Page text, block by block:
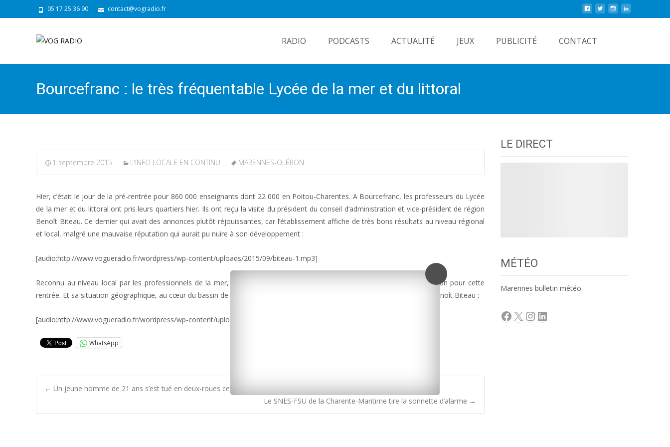
05 17 25 36 90 contact@vogradio.fr
RADIO PODCASTS ACTUALITÉ JEUX PUBLICITÉ CONTACT
Bourcefranc : le très fréquentable Lycée de la mer et du littoral
1 septembre 2015 L'INFO LOCALE EN CONTINU MARENNES-OLÉRON
Hier, c’était le jour de la pré-rentrée pour 860 000 enseignants dont 22 000 en Poitou-Charentes. A Bourcefranc, les professeurs du Lycée
de la mer et du littoral ont pris leurs quartiers hier. Ils ont reçu la visite du président du conseil d’administration et vice-président de région
Benoît Biteau. Ce dernier qui avait des annonces plutôt réjouissantes, car l’établissement affiche de très bons résultats au niveau régional
et local, malgré une mauvaise réputation qui aurait pu nuire à son développement :
[audio:http://www.vogueradio.fr/wordpress/wp-content/uploads/2015/09/biteau-1.mp3]
Reconnu au niveau local par les professionnels de la mer, le lycée de Bourcefranc prévoit l’ouverture d’une nouvelle section pour cette
rentrée. Et sa situation géographique, au cœur du bassin de Marennes-Oléron, sera un atout dans la future grande région. Benoît Biteau :
[audio:http://www.vogueradio.fr/wordpress/wp-content/uploads/2015/09/biteau-2.mp3]
WhatsApp
Post
← Un jeune homme de 21 ans s’est tué en deux-roues cette nuit à Royan
Le SNES-FSU de la Charente-Maritime tire la sonnette d’alarme →
LE DIRECT
MÉTÉO
Marennes bulletin météo
Facebook
X Instagram
LinkedIn